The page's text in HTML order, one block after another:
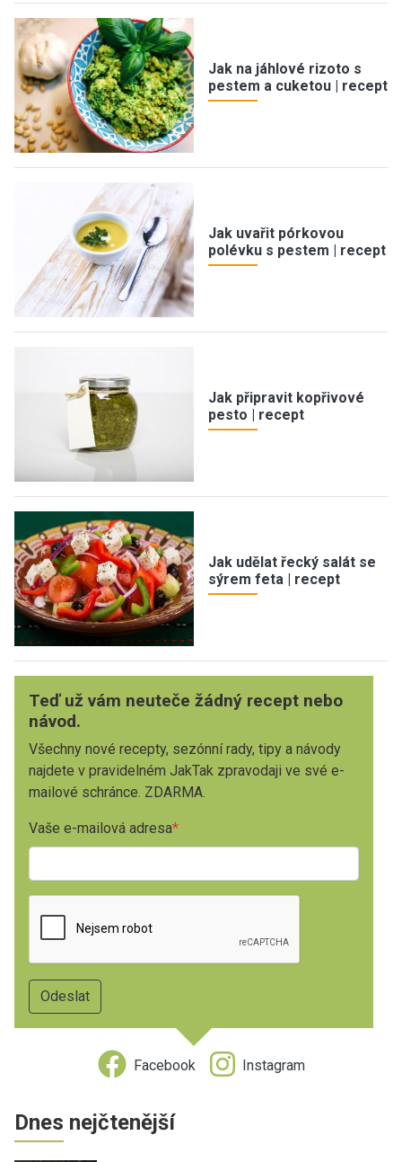
Jak na jáhlové rizoto s
pestem a cuketou | recept
Jak uvařit pórkovou
polévku s pestem | recept
Jak připravit kopřivové
pesto | recept
Jak udělat řecký salát se
sýrem feta | recept
Teď už vám neuteče žádný recept nebo
návod.
Všechny nové recepty, sezónní rady, tipy a návody
najdete v pravidelném JakTak zpravodaji ve své e-
mailové schránce. ZDARMA.
Vaše e-mailová adresa
Facebook Instagram
Dnes nejčtenější